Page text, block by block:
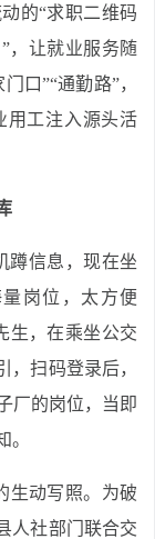
的“求职二维码
，让就业服务随
口”“通勤路”，
用工注入源头活
蹲信息，现在坐
岗位，太方便
生，在乘坐公交
，扫码登录后，
厂的岗位，当即
。
生动写照。为破
人社部门联合交